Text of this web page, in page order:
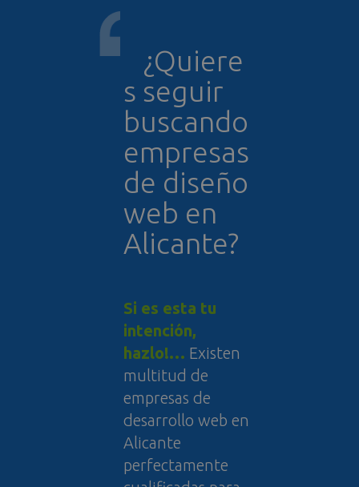
¿Quiere
s seguir
buscando
empresas
de diseño
web en
Alicante?
Si es esta tu
intención,
hazlo!… Existen
multitud de
empresas de
desarrollo web en
Alicante
perfectamente